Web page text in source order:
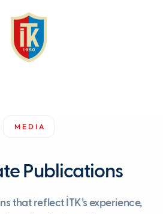
MEDIA
Publications
that reflect İTK’s experience,